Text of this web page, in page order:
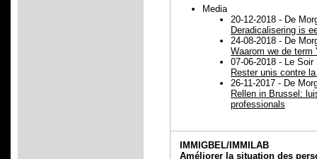
Media
20-12-2018 - De
Deradicalisering is
24-08-2018 - De
Waarom we de term
07-06-2018 - Le Soir
Rester unis contre
26-11-2017 - De
Rellen in Brussel:
professionals
IMMIGBEL/IMMILAB
Améliorer la situation des